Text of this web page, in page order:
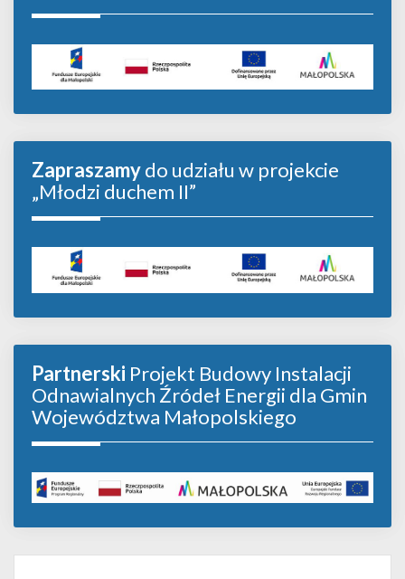
Zapraszamydo udziału w projekcie
„Młodzi duchem II”
Partnerski Projekt Budowy Instalacji
Odnawialnych Źródeł Energii dla Gmin
Województwa Małopolskiego